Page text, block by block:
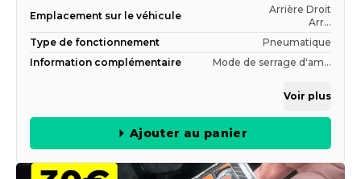
Emplacement sur le véhicule
Arrière Droit
Arr...
Type de fonctionnement
Pneumatique
Information complémentaire
Mode de serrage d'am...
Voir plus
Ajouter au panier